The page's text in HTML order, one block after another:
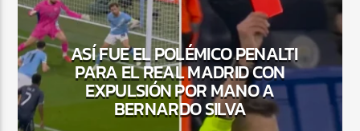
CURRENT SHOW
BACHATA PARA EL CAMINO
5:00 PM 7:00 PM
ASÍ FUE EL POLÉMICO PENALTI
PARA EL REAL MADRID CON
EXPULSIÓN POR MANO A
BERNARDO SILVA